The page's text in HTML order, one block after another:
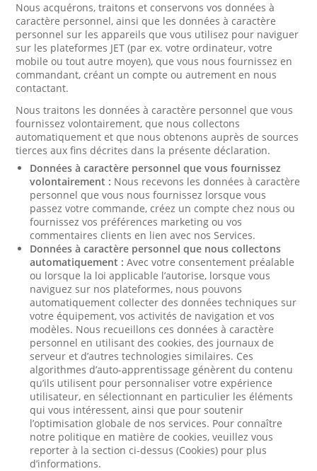
Nous acquérons, traitons et conservons vos données à
caractère personnel, ainsi que les données à caractère
personnel sur les appareils que vous utilisez pour naviguer
sur les plateformes JET (par ex. votre ordinateur, votre
mobile ou tout autre moyen), que vous nous fournissez en
commandant, créant un compte ou autrement en nous
contactant.
Nous traitons les données à caractère personnel que vous
fournissez volontairement, que nous collectons
automatiquement et que nous obtenons auprès de sources
tierces aux fins décrites dans la présente déclaration.
Données à caractère personnel que vous fournissez
volontairement : Nous recevons les données à caractère
personnel que vous nous fournissez lorsque vous
passez votre commande, créez un compte chez nous ou
fournissez vos préférences marketing ou vos
commentaires clients en lien avec nos Services.
Données à caractère personnel que nous collectons
automatiquement : Avec votre consentement préalable
ou lorsque la loi applicable l’autorise, lorsque vous
naviguez sur nos plateformes, nous pouvons
automatiquement collecter des données techniques sur
votre équipement, vos activités de navigation et vos
modèles. Nous recueillons ces données à caractère
personnel en utilisant des cookies, des journaux de
serveur et d’autres technologies similaires. Ces
algorithmes d’auto-apprentissage génèrent du contenu
qu’ils utilisent pour personnaliser votre expérience
utilisateur, en sélectionnant en particulier les éléments
qui vous intéressent, ainsi que pour soutenir
l’optimisation globale de nos services. Pour connaître
notre politique en matière de cookies, veuillez vous
reporter à la section ci-dessus (Cookies) pour plus
d’informations.